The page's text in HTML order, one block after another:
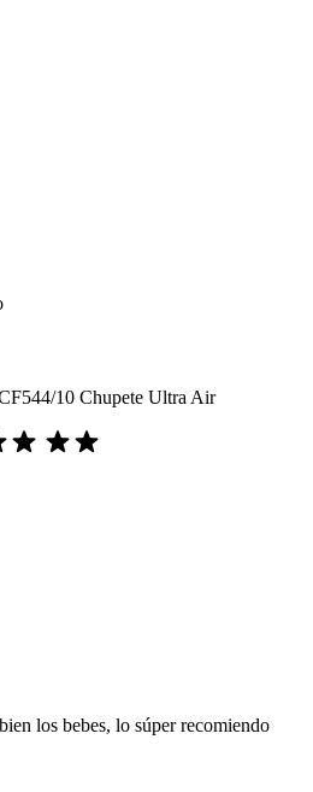
10 Chupete Ultra Air
los bebes, lo súper recomiendo